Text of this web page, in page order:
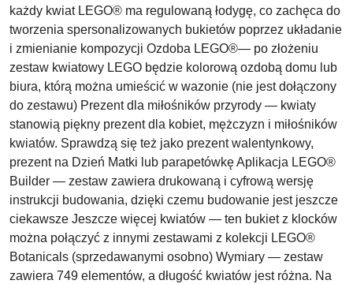
każdy kwiat LEGO® ma regulowaną łodygę, co zachęca do
tworzenia spersonalizowanych bukietów poprzez układanie
i zmienianie kompozycji Ozdoba LEGO®— po złożeniu
zestaw kwiatowy LEGO będzie kolorową ozdobą domu lub
biura, którą można umieścić w wazonie (nie jest dołączony
do zestawu) Prezent dla miłośników przyrody — kwiaty
stanowią piękny prezent dla kobiet, mężczyzn i miłośników
kwiatów. Sprawdzą się też jako prezent walentynkowy,
prezent na Dzień Matki lub parapetówkę Aplikacja LEGO®
Builder — zestaw zawiera drukowaną i cyfrową wersję
instrukcji budowania, dzięki czemu budowanie jest jeszcze
ciekawsze Jeszcze więcej kwiatów — ten bukiet z klocków
można połączyć z innymi zestawami z kolekcji LEGO®
Botanicals (sprzedawanymi osobno) Wymiary — zestaw
zawiera 749 elementów, a długość kwiatów jest różna. Na